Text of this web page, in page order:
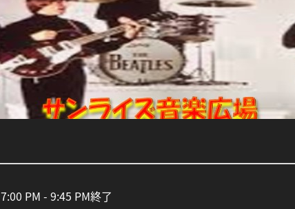
7:00 PM - 9:45 PM終了